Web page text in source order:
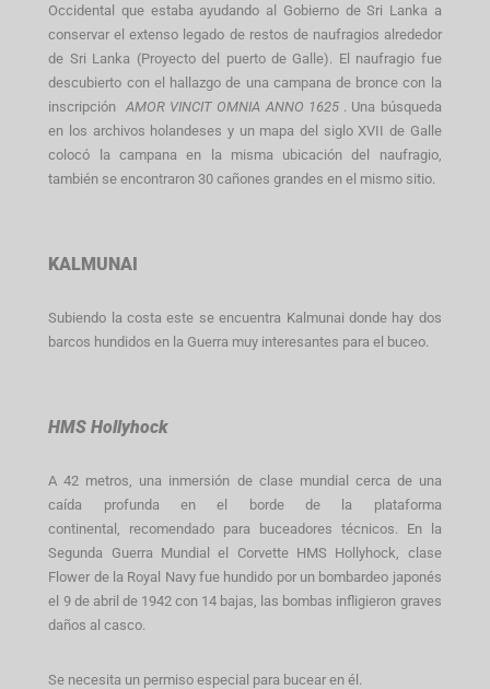
Occidental que estaba ayudando al Gobierno de Sri Lanka a
conservar el extenso legado de restos de naufragios alrededor
de Sri Lanka (Proyecto del puerto de Galle). El naufragio fue
descubierto con el hallazgo de una campana de bronce con la
inscripción AMOR VINCIT OMNIA ANNO 1625. Una búsqueda
en los archivos holandeses y un mapa del siglo XVII de Galle
colocó la campana en la misma ubicación del naufragio,
también se encontraron 30 cañones grandes en el mismo sitio.
KALMUNAI
Subiendo la costa este se encuentra Kalmunai donde hay dos
barcos hundidos en la Guerra muy interesantes para el buceo.
HMS Hollyhock
A 42 metros, una inmersión de clase mundial cerca de una
caída profunda en el borde de la plataforma
continental, recomendado para buceadores técnicos. En la
Segunda Guerra Mundial el Corvette HMS Hollyhock, clase
Flower de la Royal Navy fue hundido por un bombardeo japonés
el 9 de abril de 1942 con 14 bajas, las bombas infligieron graves
daños al casco.
Se necesita un permiso especial para bucear en él.